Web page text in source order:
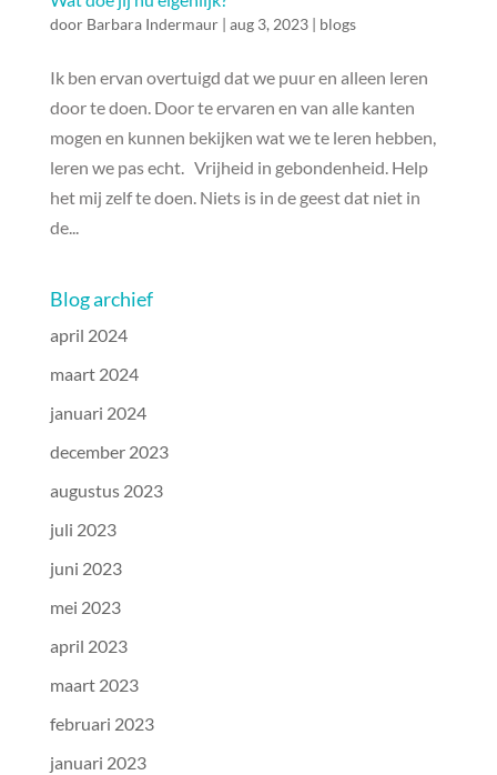
door Barbara Indermaur| aug 3, 2023| blogs
Ik ben ervan overtuigd dat we puur en alleen leren
door te doen. Door te ervaren en van alle kanten
mogen en kunnen bekijken wat we te leren hebben,
leren we pas echt. Vrijheid in gebondenheid. Help
het mij zelf te doen. Niets is in de geest dat niet in
de...
Blog archief
april 2024
maart 2024
januari 2024
december 2023
augustus 2023
juli 2023
juni 2023
mei 2023
april 2023
maart 2023
februari 2023
januari 2023